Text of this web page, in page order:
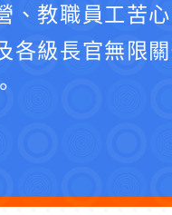
、教職員工苦
各級長官無限